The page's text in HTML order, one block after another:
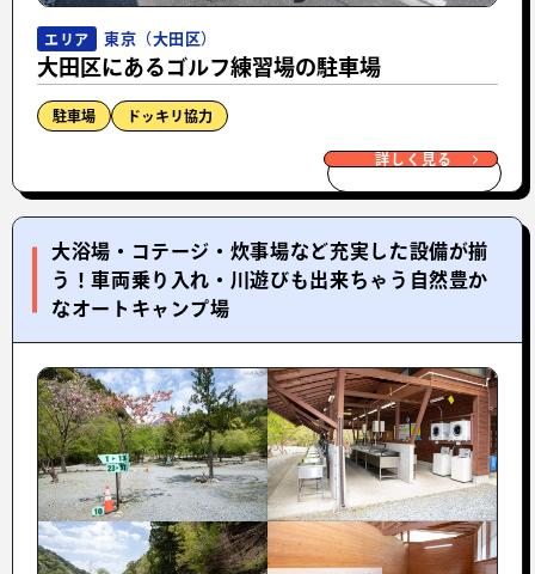
エリア 東京（大田区）
大田区にあるゴルフ練習場の駐車場
駐車場 ドッキリ協力
詳しく見る
大浴場・コテージ・炊事場など充実した設備が揃
う！車両乗り入れ・川遊びも出来ちゃう自然豊か
なオートキャンプ場